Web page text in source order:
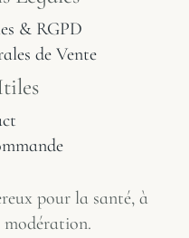
& RGPD
de Vente
pour la santé, à
modération.